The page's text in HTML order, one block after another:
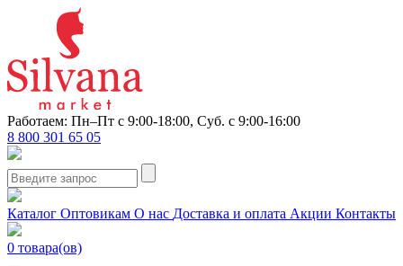
Работаем: Пн–Пт с 9:00-18:00, Суб. с 9:00-16:00
8 800 301 65 05
Каталог Оптовикам О нас Доставка и оплата Акции Контакты
0 товара(ов)